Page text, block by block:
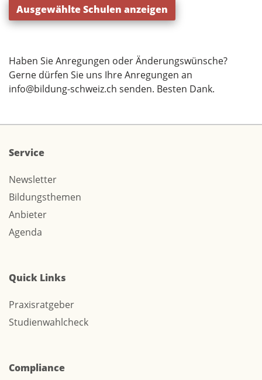
Ausgewählte Schulen anzeigen
Haben Sie Anregungen oder Änderungswünsche?
Gerne dürfen Sie uns Ihre Anregungen an
info@bildung-schweiz.ch senden. Besten Dank.
Service
Newsletter
Bildungsthemen
Anbieter
Agenda
Quick Links
Praxisratgeber
Studienwahlcheck
Compliance